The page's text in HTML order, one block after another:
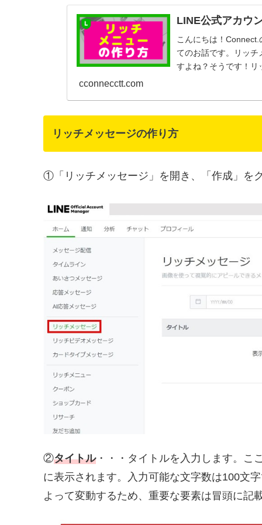
LINE公式アカウ
こんにちは！
てのお話です。リッ
すよね？そうです！リ
cconnecctt.com
リッチメッセージの作り方
①「リッチメッセージ」を開き、「作成」を
②タイトル・・・タイトルを入力します。こ
に表示されます。入力可能な文字数は100文
よって変動するため、重要な要素は冒頭に記